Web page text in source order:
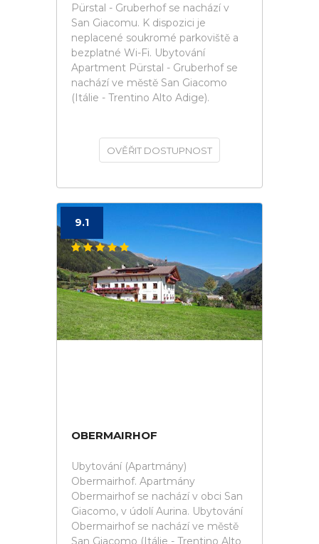
Pürstal - Gruberhof se nachází v
San Giacomu. K dispozici je
neplacené soukromé parkoviště a
bezplatné Wi-Fi. Ubytování
Apartment Pürstal - Gruberhof se
nachází ve městě San Giacomo
(Itálie - Trentino Alto Adige).
OVĚŘIT DOSTUPNOST
9.1
OBERMAIRHOF
Ubytování (Apartmány)
Obermairhof. Apartmány
Obermairhof se nachází v obci San
Giacomo, v údolí Aurina. Ubytování
Obermairhof se nachází ve městě
San Giacomo (Itálie - Trentino Alto